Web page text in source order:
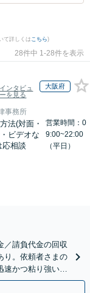
て詳しくはこちら)
28件中 1-28件を表示
インタビュ
ーを見る
大阪府
事務所
法(対面・
ビデオな
応相談
営業時間：0
9:00~22:00
（平日）
／請負代金の回収
り。依頼者さまの
速かつ粘り強い交
対応可】